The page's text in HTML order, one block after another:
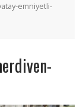
emniyetli-